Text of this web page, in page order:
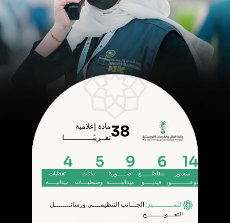
38مادة إعلامية
تقــريبًــــــــــــــا
14
منشور
توعــــــــــــوي
6
مقاطـــــــع
فيديـــــو
9
صــــــورة
ميدانيــــــــة
5
بيانات
وضبطيــــات
4
تغطيات
ميدانيـــــة
التمــــــــــيز: الجـــانب التنظيمــــي ورسائــــــــل
التفـــويــــــــج